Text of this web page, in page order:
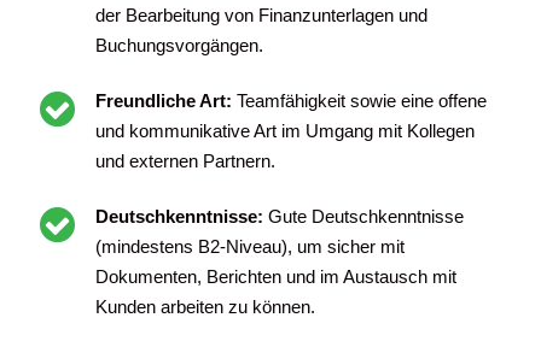
der Bearbeitung von Finanzunterlagen und
Buchungsvorgängen.
Freundliche Art: Teamfähigkeit sowie eine offene
und kommunikative Art im Umgang mit Kollegen
und externen Partnern.
Deutschkenntnisse: Gute Deutschkenntnisse
(mindestens B2-Niveau), um sicher mit
Dokumenten, Berichten und im Austausch mit
Kunden arbeiten zu können.